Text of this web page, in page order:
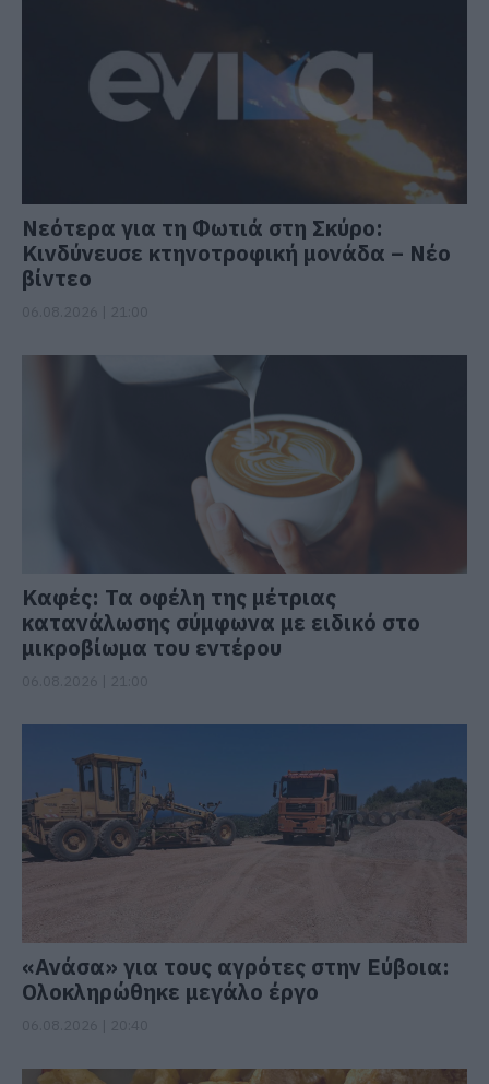
Νεότερα για τη Φωτιά στη Σκύρο:
Κινδύνευσε κτηνοτροφική μονάδα – Νέο
βίντεο
Καφές: Τα οφέλη της μέτριας
κατανάλωσης σύμφωνα με ειδικό στο
μικροβίωμα του εντέρου
«Ανάσα» για τους αγρότες στην Εύβοια:
Ολοκληρώθηκε μεγάλο έργο